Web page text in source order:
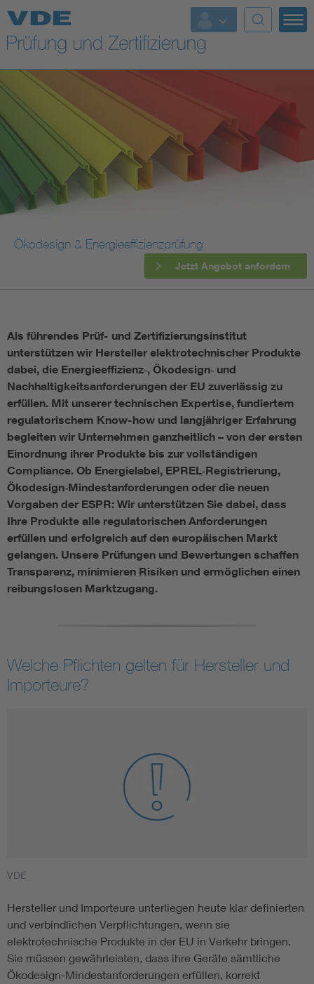
Top Themen
Fokusthemen
Energy
AI & Digital Trust
Health
Assisted Living
Electromobility
Energy efficiency
Energy storage
Functional safety
Ökodesign & Energieeffizienzprüfung
Jetzt Angebot anfordern
Als führendes Prüf- und Zertifizierungsinstitut
unterstützen wir Hersteller elektrotechnischer Produkte
dabei, die Energieeffizienz‑, Ökodesign‑ und
Nachhaltigkeitsanforderungen der EU zuverlässig zu
erfüllen. Mit unserer technischen Expertise, fundiertem
regulatorischem Know-how und langjähriger Erfahrung
begleiten wir Unternehmen ganzheitlich – von der ersten
Einordnung ihrer Produkte bis zur vollständigen
Compliance. Ob Energielabel, EPREL‑Registrierung,
Ökodesign‑Mindestanforderungen oder die neuen
Vorgaben der ESPR: Wir unterstützen Sie dabei, dass
Ihre Produkte alle regulatorischen Anforderungen
erfüllen und erfolgreich auf den europäischen Markt
gelangen. Unsere Prüfungen und Bewertungen schaffen
Transparenz, minimieren Risiken und ermöglichen einen
reibungslosen Marktzugang.
Welche Pflichten gelten für Hersteller und
Importeure?
VDE
Hersteller und Importeure unterliegen heute klar definierten
und verbindlichen Verpflichtungen, wenn sie
elektrotechnische Produkte in der EU in Verkehr bringen.
Sie müssen gewährleisten, dass ihre Geräte sämtliche
Ökodesign-Mindestanforderungen erfüllen, korrekt